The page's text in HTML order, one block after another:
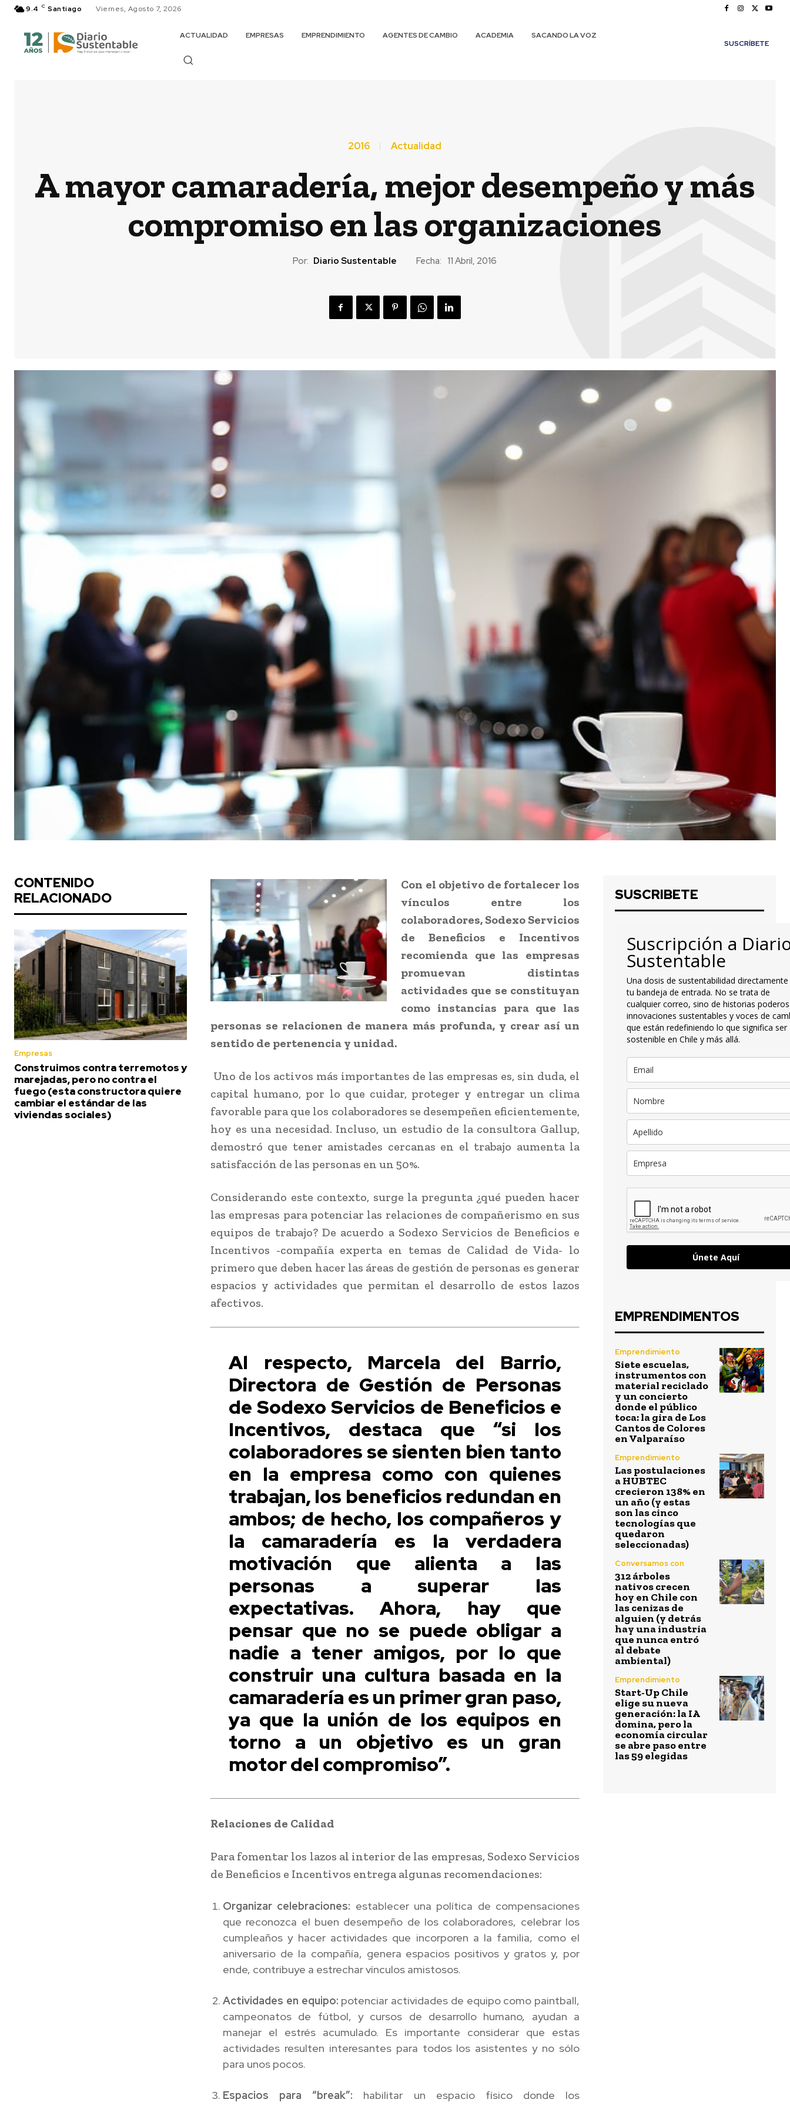
9.4 C Santiago Viernes, Agosto 7, 2026
ACTUALIDAD EMPRESAS EMPRENDIMIENTO AGENTES DE CAMBIO ACADEMIA
SACANDO LA VOZ
SUSCRÍBETE
2016 Actualidad
A mayor camaradería, mejor desempeño y más
compromiso en las organizaciones
Por: Diario Sustentable Fecha: 11 Abril, 2016
CONTENIDO
RELACIONADO
Empresas
Construimos contra terremotos y
marejadas, pero no contra el
fuego (esta constructora quiere
cambiar el estándar de las
viviendas sociales)
Con el objetivo de fortalecer los
vínculos entre los
colaboradores, Sodexo Servicios
de Beneficios e Incentivos
recomienda que las empresas
promuevan distintas
actividades que se constituyan
como instancias para que las
personas se relacionen de manera más profunda, y crear así un
sentido de pertenencia y unidad.
Uno de los activos más importantes de las empresas es, sin duda, el
capital humano, por lo que cuidar, proteger y entregar un clima
favorable para que los colaboradores se desempeñen eficientemente,
hoy es una necesidad. Incluso, un estudio de la consultora Gallup,
demostró que tener amistades cercanas en el trabajo aumenta la
satisfacción de las personas en un 50%.
Considerando este contexto, surge la pregunta ¿qué pueden hacer
las empresas para potenciar las relaciones de compañerismo en sus
equipos de trabajo? De acuerdo a Sodexo Servicios de Beneficios e
Incentivos -compañía experta en temas de Calidad de Vida- lo
primero que deben hacer las áreas de gestión de personas es generar
espacios y actividades que permitan el desarrollo de estos lazos
afectivos.
Al respecto, Marcela del Barrio,
Directora de Gestión de Personas
de Sodexo Servicios de Beneficios e
Incentivos, destaca que “si los
colaboradores se sienten bien tanto
en la empresa como con quienes
trabajan, los beneficios redundan en
ambos; de hecho, los compañeros y
la camaradería es la verdadera
motivación que alienta a las
personas a superar las
expectativas. Ahora, hay que
pensar que no se puede obligar a
nadie a tener amigos, por lo que
construir una cultura basada en la
camaradería es un primer gran paso,
ya que la unión de los equipos en
torno a un objetivo es un gran
motor del compromiso”.
Relaciones de Calidad
Para fomentar los lazos al interior de las empresas, Sodexo Servicios
de Beneficios e Incentivos entrega algunas recomendaciones:
Organizar celebraciones: establecer una política de compensaciones
que reconozca el buen desempeño de los colaboradores, celebrar los
cumpleaños y hacer actividades que incorporen a la familia, como el
aniversario de la compañía, genera espacios positivos y gratos y, por
ende, contribuye a estrechar vínculos amistosos.
Actividades en equipo: potenciar actividades de equipo como paintball,
campeonatos de fútbol, y cursos de desarrollo humano, ayudan a
manejar el estrés acumulado. Es importante considerar que estas
actividades resulten interesantes para todos los asistentes y no sólo
para unos pocos.
Espacios para “break”: habilitar un espacio físico donde los
SUSCRIBETE
Suscripción a
Sustentable
Una dosis de sustentabilidad
tu bandeja de entrada. No se trata de
cualquier correo, sino de historias
innovaciones sustentables y voces de
que están redefiniendo lo que significa ser
sostenible en Chile y más allá.
Únete Aquí
EMPRENDIMENTOS
Emprendimiento
Siete escuelas,
instrumentos con
material reciclado
y un concierto
donde el público
toca: la gira de Los
Cantos de Colores
en Valparaíso
Emprendimiento
Las postulaciones
a HUBTEC
crecieron 138% en
un año (y estas
son las cinco
tecnologías que
quedaron
seleccionadas)
Conversamos con
312 árboles
nativos crecen
hoy en Chile con
las cenizas de
alguien (y detrás
hay una industria
que nunca entró
al debate
ambiental)
Emprendimiento
Start-Up Chile
elige su nueva
generación: la IA
domina, pero la
economía circular
se abre paso entre
las 59 elegidas